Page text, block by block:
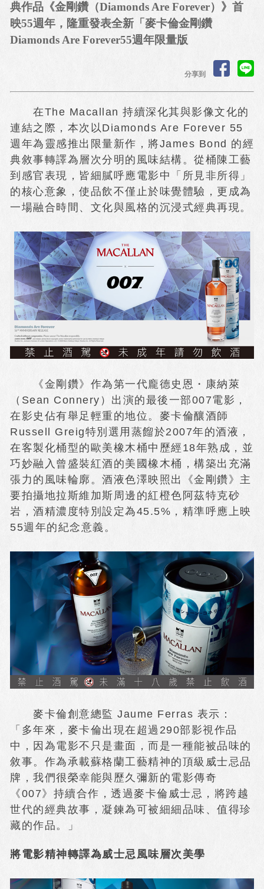
典作品《金剛鑽（Diamonds Are Forever）》首
映55週年，隆重發表全新「麥卡倫金剛鑽
Diamonds Are Forever55週年限量版
分享到
在The Macallan 持續深化其與影像文化的
連結之際，本次以Diamonds Are Forever 55
週年為靈感推出限量新作，將James Bond 的經
典敘事轉譯為層次分明的風味結構。從桶陳工藝
到感官表現，皆細膩呼應電影中「所見非所得」
的核心意象，使品飲不僅止於味覺體驗，更成為
一場融合時間、文化與風格的沉浸式經典再現。
《金剛鑽》作為第一代龐德史恩・康納萊
（Sean Connery）出演的最後一部007電影，
在影史佔有舉足輕重的地位。麥卡倫釀酒師
Russell Greig特別選用蒸餾於2007年的酒液，
在客製化桶型的歐美橡木桶中歷經18年熟成，並
巧妙融入曾盛裝紅酒的美國橡木桶，構築出充滿
張力的風味輪廓。酒液色澤映照出《金剛鑽》主
要拍攝地拉斯維加斯周邊的紅橙色阿茲特克砂
岩，酒精濃度特別設定為45.5%，精準呼應上映
55週年的紀念意義。
麥卡倫創意總監 Jaume Ferras 表示：
「多年來，麥卡倫出現在超過290部影視作品
中，因為電影不只是畫面，而是一種能被品味的
敘事。作為承載蘇格蘭工藝精神的頂級威士忌品
牌，我們很榮幸能與歷久彌新的電影傳奇
《007》持續合作，透過麥卡倫威士忌，將跨越
世代的經典故事，凝鍊為可被細細品味、值得珍
藏的作品。」
將電影精神轉譯為威士忌風味層次美學